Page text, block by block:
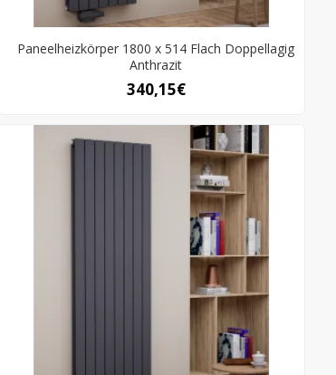
Paneelheizkörper 1800 x 514 Flach Doppellagig
Anthrazit
340,15€